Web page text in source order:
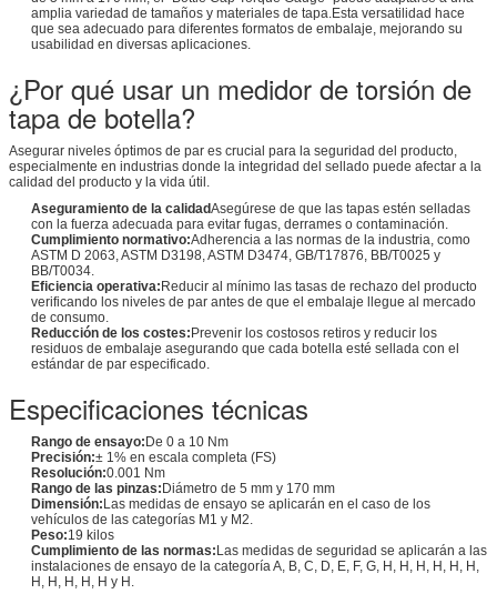
amplia variedad de tamaños y materiales de tapa.Esta versatilidad hace
que sea adecuado para diferentes formatos de embalaje, mejorando su
usabilidad en diversas aplicaciones.
¿Por qué usar un medidor de torsión de
tapa de botella?
Asegurar niveles óptimos de par es crucial para la seguridad del producto,
especialmente en industrias donde la integridad del sellado puede afectar a la
calidad del producto y la vida útil.
Aseguramiento de la calidadAsegúrese de que las tapas estén selladas
con la fuerza adecuada para evitar fugas, derrames o contaminación.
Cumplimiento normativo:Adherencia a las normas de la industria, como
ASTM D 2063, ASTM D3198, ASTM D3474, GB/T17876, BB/T0025 y
BB/T0034.
Eficiencia operativa:Reducir al mínimo las tasas de rechazo del producto
verificando los niveles de par antes de que el embalaje llegue al mercado
de consumo.
Reducción de los costes:Prevenir los costosos retiros y reducir los
residuos de embalaje asegurando que cada botella esté sellada con el
estándar de par especificado.
Especificaciones técnicas
Rango de ensayo:De 0 a 10 Nm
Precisión:± 1% en escala completa (FS)
Resolución:0.001 Nm
Rango de las pinzas:Diámetro de 5 mm y 170 mm
Dimensión:Las medidas de ensayo se aplicarán en el caso de los
vehículos de las categorías M1 y M2.
Peso:19 kilos
Cumplimiento de las normas:Las medidas de seguridad se aplicarán a las
instalaciones de ensayo de la categoría A, B, C, D, E, F, G, H, H, H, H, H, H,
H, H, H, H, H y H.